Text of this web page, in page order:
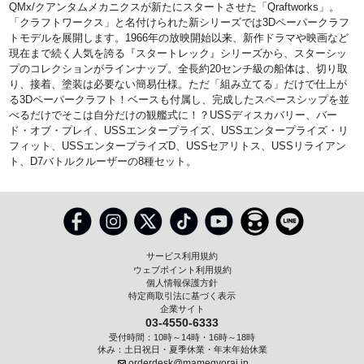
QMx/クアンタムメカニクスが新たにスタートさせた「Qraftworks」。
「クラフトワークス」と名付けられた新シリーズでは3Dペーパークラフ
トモデルを展開します。1966年の放映開始以来、新作ドラマや映画など
現在まで続く人気を誇る『スタートレック』シリーズから、スターシッ
プのコレクションがラインナップ。全長約20センチ級の船体は、切り取
り、接着、塗装は必要ない簡易仕様。ただ「組み立てる」だけで仕上が
る3Dペーパークラフト！ベースも付属し、完成したスペースシップを並
べるだけでそこは自分だけの観艦式に！？USSディスカバリー、バー
ド・オブ・プレイ、USSエンタープライズ、USSエンタープライズ・リ
フィット、USSエンタープライズD、USSセアリトス、USSリライアン
ト、D7バトルクルーザーの8種セット。
サービス利用規約
ウェブポイント利用規約
個人情報保護方針
特定商取引法に基づく表示
企業サイト
03-4550-6333
受付時間：10時～14時・16時～18時
休み：土日祝日・夏季休業・年末年始休業